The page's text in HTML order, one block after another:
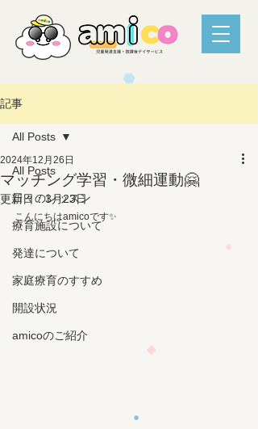
記事
All Posts
日々のレッスン
療育施設について
発達について
家庭療育のすすめ
開設状況
amicoのご紹介
All Posts
マッチング学習・微細運動🤗
2024年12月26日
更新日：3月23日
こんにちはamicoです✨